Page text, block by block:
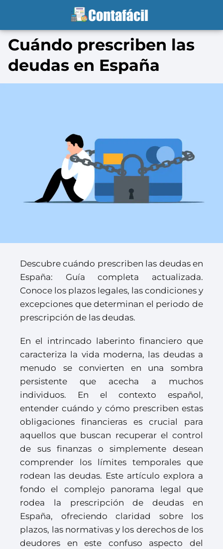
Cuándo prescriben las
deudas en España
Descubre cuándo prescriben las deudas en
España: Guía completa actualizada.
Conoce los plazos legales, las condiciones y
excepciones que determinan el periodo de
prescripción de las deudas.
En el intrincado laberinto financiero que
caracteriza la vida moderna, las deudas a
menudo se convierten en una sombra
persistente que acecha a muchos
individuos. En el contexto español,
entender cuándo y cómo prescriben estas
obligaciones financieras es crucial para
aquellos que buscan recuperar el control
de sus finanzas o simplemente desean
comprender los límites temporales que
rodean las deudas. Este artículo explora a
fondo el complejo panorama legal que
rodea la prescripción de deudas en
España, ofreciendo claridad sobre los
plazos, las normativas y los derechos de los
deudores en este confuso aspecto del